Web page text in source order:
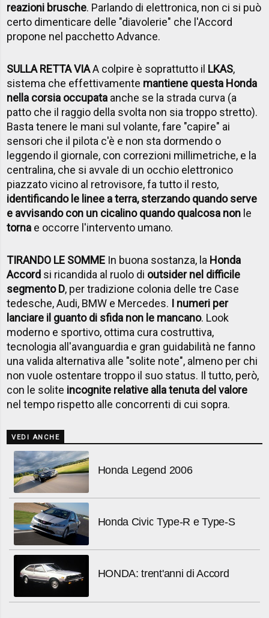
reazioni brusche. Parlando di elettronica, non ci si può
certo dimenticare delle "diavolerie" che l'Accord
propone nel pacchetto Advance.
SULLA RETTA VIAA colpire è soprattutto il LKAS,
sistema che effettivamente mantiene questa Honda
nella corsia occupata anche se la strada curva (a
patto che il raggio della svolta non sia troppo stretto).
Basta tenere le mani sul volante, fare "capire" ai
sensori che il pilota c'è e non sta dormendo o
leggendo il giornale, con correzioni millimetriche, e la
centralina, che si avvale di un occhio elettronico
piazzato vicino al retrovisore, fa tutto il resto,
identificando le linee a terra, sterzando quando serve
e avvisando con un cicalino quando qualcosa non le
torna e occorre l'intervento umano.
TIRANDO LE SOMME In buona sostanza, la Honda
Accord si ricandida al ruolo di outsider nel difficile
segmento D, per tradizione colonia delle tre Case
tedesche, Audi, BMW e Mercedes. I numeri per
lanciare il guanto di sfida non le mancano. Look
moderno e sportivo, ottima cura costruttiva,
tecnologia all'avanguardia e gran guidabilità ne fanno
una valida alternativa alle "solite note", almeno per chi
non vuole ostentare troppo il suo status. Il tutto, però,
con le solite incognite relative alla tenuta del valore
nel tempo rispetto alle concorrenti di cui sopra.
VEDI ANCHE
Honda Legend 2006
Honda Civic Type-R e Type-S
HONDA: trent'anni di Accord